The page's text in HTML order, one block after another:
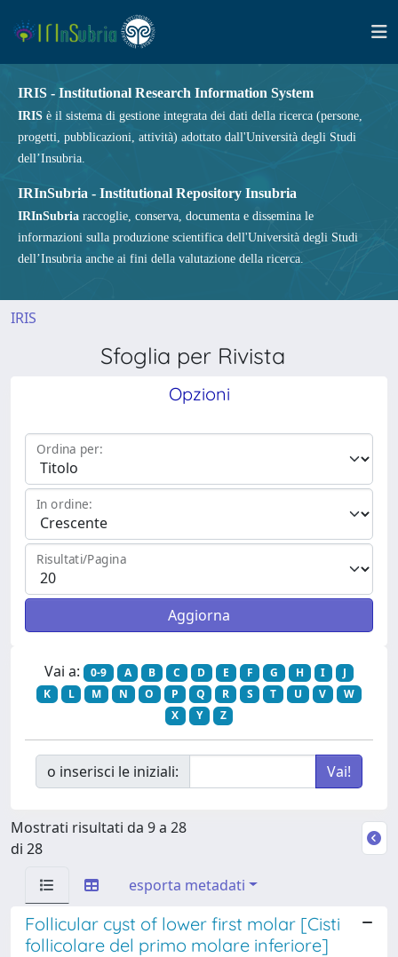
IRIS - Institutional Research Information System
IRIS è il sistema di gestione integrata dei dati della ricerca (persone,
progetti, pubblicazioni, attività) adottato dall'Università degli Studi
dell’Insubria.
IRInSubria - Institutional Repository Insubria
IRInSubria raccoglie, conserva, documenta e dissemina le
informazioni sulla produzione scientifica dell'Università degli Studi
dell’Insubria anche ai fini della valutazione della ricerca.
IRIS
Sfoglia per Rivista
Opzioni
Ordina per:
In ordine:
Risultati/Pagina
Vai a: 0-9 A B C D E F G H I
J
K
L M N O P Q R S T U V
W
X
Y Z
o inserisci le iniziali:
Mostrati risultati da 9 a 28
di 28
esporta metadati
Follicular cyst of lower first molar [Cisti
follicolare del primo molare inferiore]